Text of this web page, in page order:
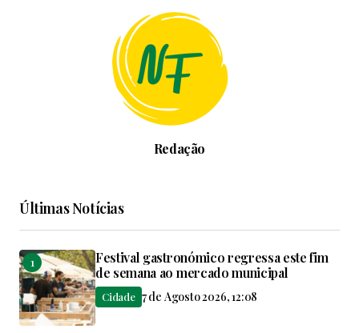
Redação
Últimas Notícias
Festival gastronómico regressa este fim
de semana ao mercado municipal
Cidade 7 de Agosto 2026, 12:08